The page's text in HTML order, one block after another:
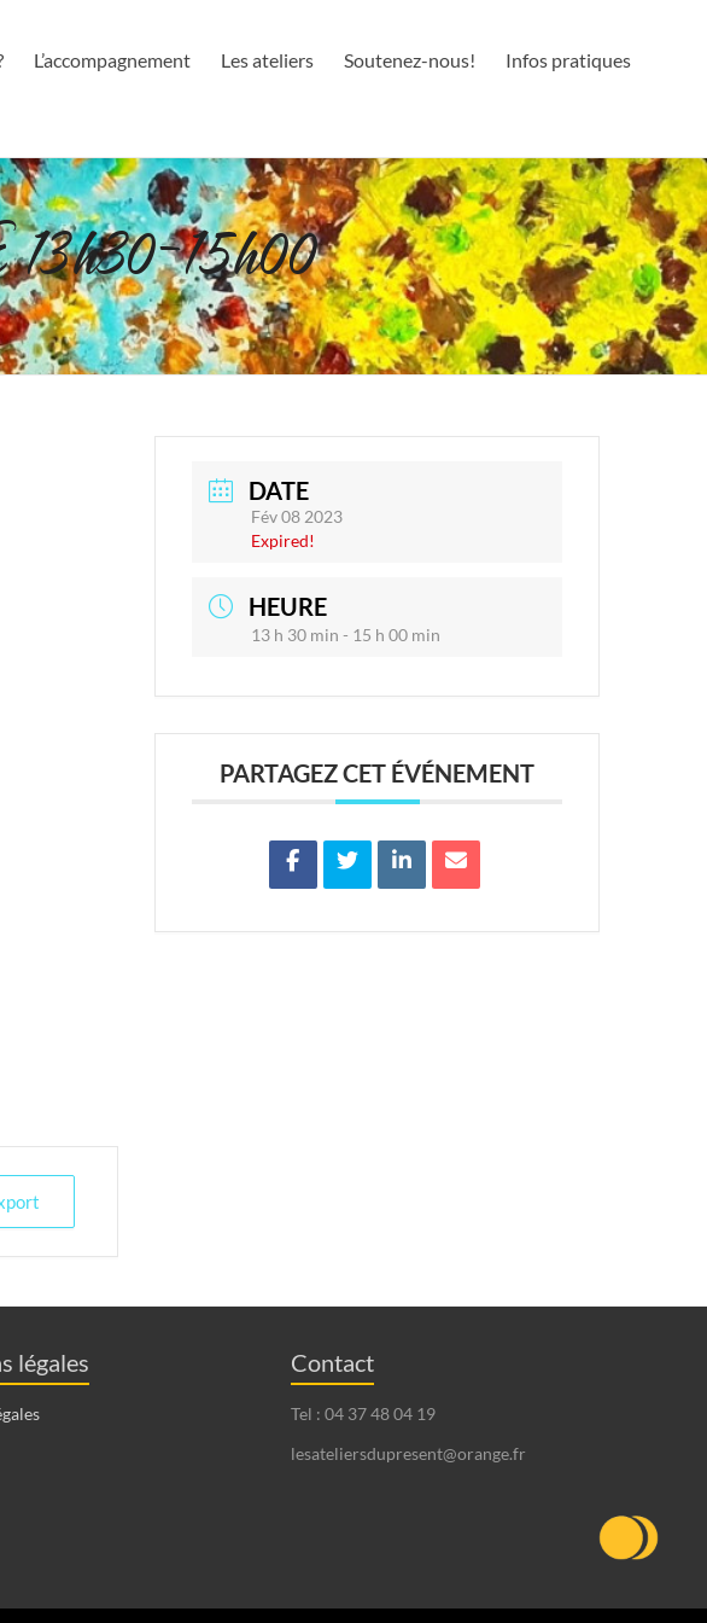
L’accompagnement Les ateliers Soutenez-nous! Infos pratiques
15h00
DATE
Fév 08 2023
Expired!
HEURE
13 h 30 min - 15 h 00 min
PARTAGEZ CET ÉVÉNEMENT
légales Contact
Tel : 04 37 48 04 19
lesateliersdupresent@orange.fr